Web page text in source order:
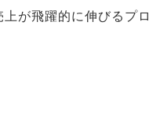
が飛躍的に伸びるプロ